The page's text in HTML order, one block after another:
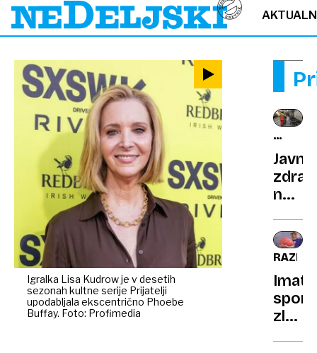
Igralka Lisa Kudrow je v desetih
sezonah kultne serije Prijatelji
upodabljala ekscentrično Phoebe
Buffay. Foto: Profimedia
Javno
na
kdo
kdo
Imate
zlate